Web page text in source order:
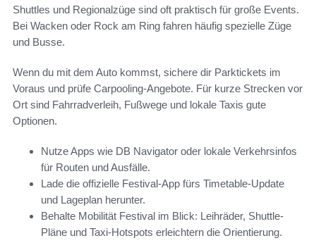
Shuttles und Regionalzüge sind oft praktisch für große Events.
Bei Wacken oder Rock am Ring fahren häufig spezielle Züge
und Busse.
Wenn du mit dem Auto kommst, sichere dir Parktickets im
Voraus und prüfe Carpooling-Angebote. Für kurze Strecken vor
Ort sind Fahrradverleih, Fußwege und lokale Taxis gute
Optionen.
Nutze Apps wie DB Navigator oder lokale Verkehrsinfos
für Routen und Ausfälle.
Lade die offizielle Festival-App fürs Timetable-Update
und Lageplan herunter.
Behalte Mobilität Festival im Blick: Leihräder, Shuttle-
Pläne und Taxi-Hotspots erleichtern die Orientierung.